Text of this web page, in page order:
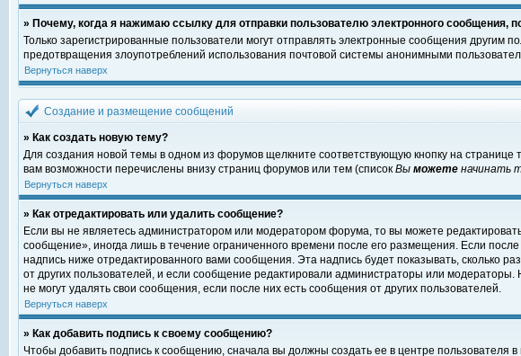
» Почему, когда я нажимаю ссылку для отправки пользователю электронного сообщения,
Только зарегистрированные пользователи могут отправлять электронные сообщения
предотвращения злоупотреблений использования почтовой системы анонимными
Вернуться наверх
Создание и размещение сообщений
» Как создать новую тему?
Для создания новой темы в одном из форумов щелкните соответствующую кнопку на
вам возможности перечислены внизу страниц форумов или тем (список Вы можете начинать
Вернуться наверх
» Как отредактировать или удалить сообщение?
Если вы не являетесь администратором или модератором форума, то вы можете
сообщение», иногда лишь в течение ограниченного времени после его размещения. Если
надпись ниже отредактированного вами сообщения. Эта надпись будет показывать, сколько
от других пользователей, и если сообщение редактировали администраторы или
не могут удалять свои сообщения, если после них есть сообщения от других пользователей.
Вернуться наверх
» Как добавить подпись к своему сообщению?
Чтобы добавить подпись к сообщению, сначала вы должны создать ее в центре